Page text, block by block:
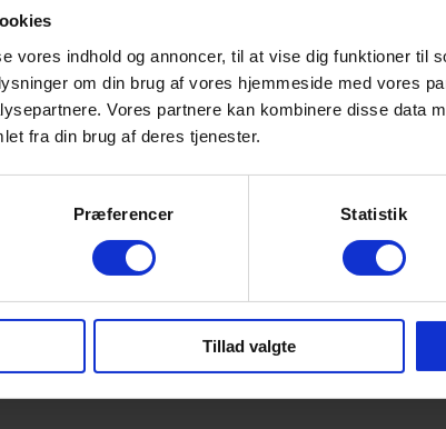
vores indhold og annoncer, til at vise dig funktioner til
om din brug af vores hjemmeside med vores
Vores partnere kan kombinere disse data
fra din brug af deres tjenester.
Præferencer Statistik
Tillad valgte
499,00 kr
0.21 kg
4428